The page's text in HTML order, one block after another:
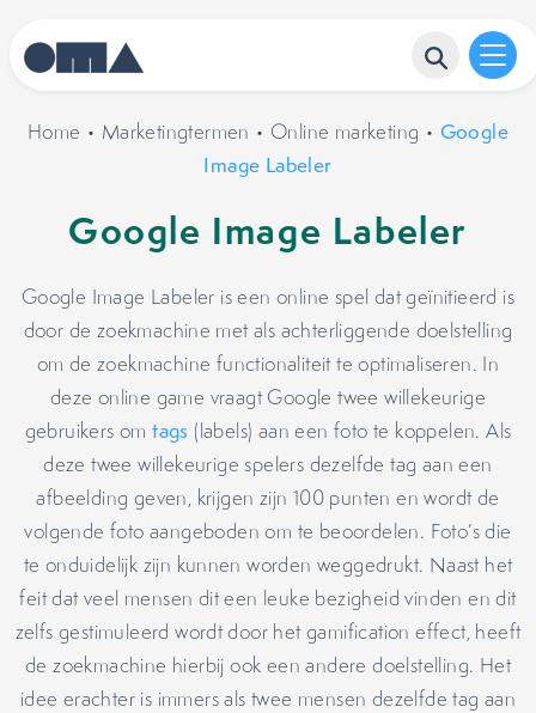
Home • Marketingtermen • Online marketing • Google
Image Labeler
Google Image Labeler
Google Image Labeler is een online spel dat geïnitieerd is
door de zoekmachine met als achterliggende doelstelling
om de zoekmachine functionaliteit te optimaliseren. In
deze online game vraagt Google twee willekeurige
gebruikers omtags (labels) aan een foto te koppelen. Als
deze twee willekeurige spelers dezelfde tag aan een
afbeelding geven, krijgen zijn 100 punten en wordt de
volgende foto aangeboden om te beoordelen. Foto’s die
te onduidelijk zijn kunnen worden weggedrukt. Naast het
feit dat veel mensen dit een leuke bezigheid vinden en dit
zelfs gestimuleerd wordt door het gamification effect, heeft
de zoekmachine hierbij ook een andere doelstelling. Het
idee erachter is immers als twee mensen dezelfde tag aan